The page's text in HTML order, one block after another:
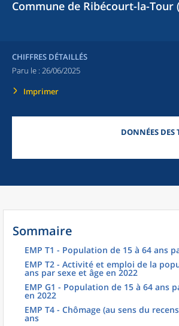
Commune de Ribécourt-la-Tour
CHIFFRES DÉTAILLÉS
Paru le : 26/06/2025
Imprimer
DONNÉES DES
Sommaire
EMP T1 - Population de 15 à 64 ans
EMP T2 - Activité et emploi de la
ans par sexe et âge en 2022
EMP G1 - Population de 15 à 64 ans
en 2022
EMP T4 - Chômage (au sens du
ans